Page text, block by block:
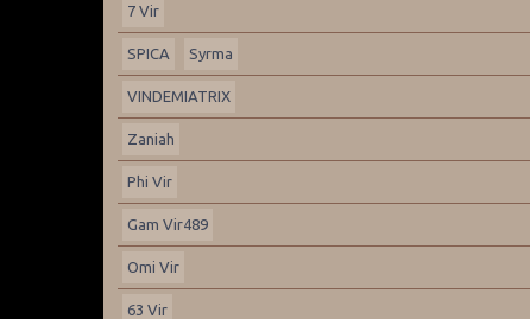
7 Vir
SPICA Syrma
VINDEMIATRIX
Zaniah
Phi Vir
Gam Vir489
Omi Vir
63 Vir